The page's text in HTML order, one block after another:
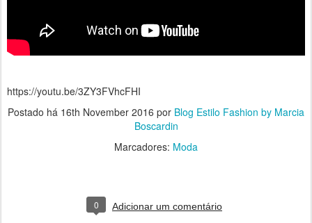
https://youtu.be/3ZY3FVhcFHI
Postado há 16th November 2016 por Blog Estilo Fashion by Marcia
Boscardin
Marcadores: Moda
0 Adicionar um comentário